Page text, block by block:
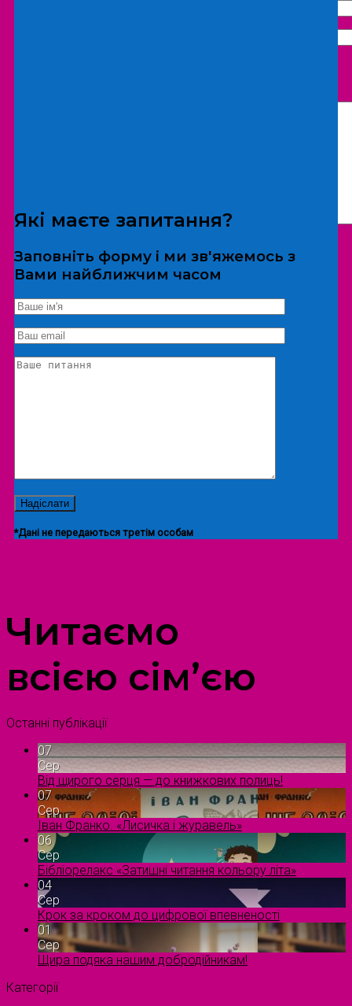
*Дані не передаються третім особам
Екскурсія/локація
Які маєте запитання?
Заповніть форму і ми зв'яжемось з
Вами найближчим часом
*Дані не передаються третім особам
Читаємо
всією сім’єю
Останні публікації
07
Сер
Від щирого серця — до книжкових полиць!
07
Сер
Іван Франко. «Лисичка і журавель»
06
Сер
Бібліорелакс «Затишні читання кольору літа»
04
Сер
Крок за кроком до цифрової впевненості
01
Сер
Щира подяка нашим добродійникам!
Категорії